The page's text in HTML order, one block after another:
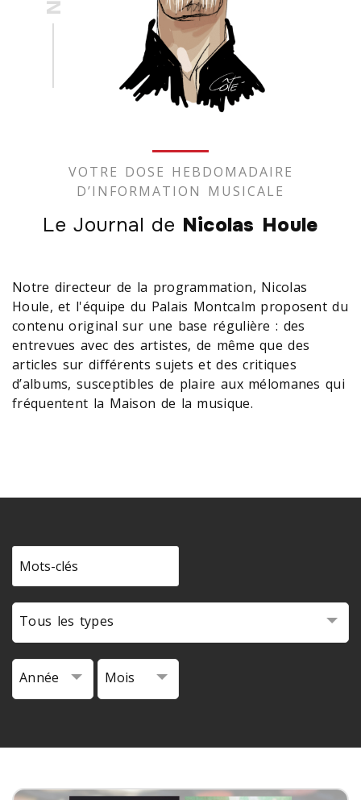
VOTRE DOSE HEBDOMADAIRE
D’INFORMATION MUSICALE
Le Journal de Nicolas Houle
Notre directeur de la programmation, Nicolas
Houle, et l'équipe du Palais Montcalm proposent du
contenu original sur une base régulière : des
entrevues avec des artistes, de même que des
articles sur différents sujets et des critiques
d’albums, susceptibles de plaire aux mélomanes qui
fréquentent la Maison de la musique.
Tous les types
Année Mois